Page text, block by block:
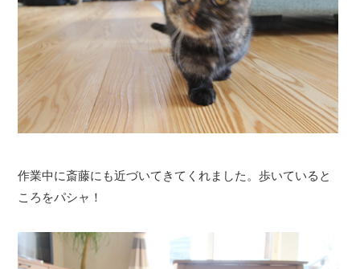
作業中に斎藤にも近づいてきてくれました。歩いていると
ころをパシャ！